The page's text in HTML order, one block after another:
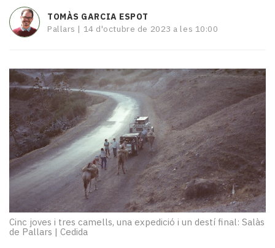
Esports
Mai
i
mitjans
El
temps
Reportatges
Entrevistes
Enquestes
A
escena!
Dis
la
teva!
Subscriptors
TOMÀS GARCIA ESPOT
Pallars | 14 d'octubre de 2023 a les 10:00
Cinc joves i tres camells, una expedició i un destí final: Salàs
de Pallars | Cedida